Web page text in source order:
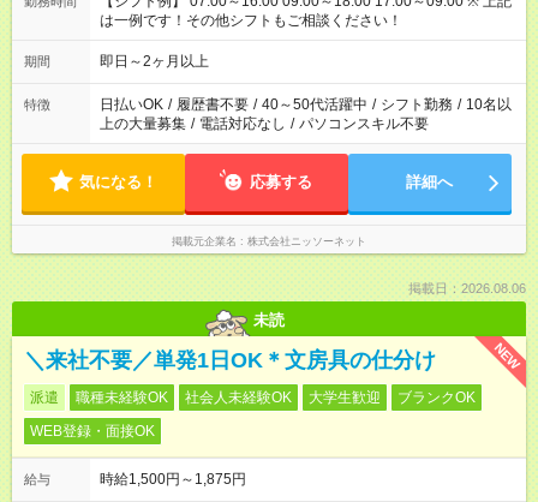
は一例です！その他シフトもご相談ください！
期間 即日～2ヶ月以上
特徴 日払いOK / 履歴書不要 / 40～50代活躍中 / シフト勤務 / 10名以
上の大量募集 / 電話対応なし / パソコンスキル不要
気になる！ 応募する 詳細へ
掲載元企業名 株式会社ニッソーネット
掲載日：2026.08.06
未読
NEW
＼来社不要／単発1日OK＊文房具の仕分け
派遣 職種未経験OK 社会人未経験OK 大学生歓迎
ブランクOK
WEB登録・面接OK
給与 時給1,500円～1,875円